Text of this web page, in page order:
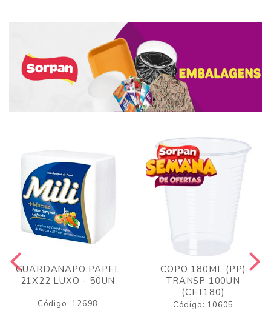
GUARDANAPO PAPEL
21X22 LUXO - 50UN
Código: 12698
COPO 180ML (PP)
TRANSP 100UN
(CFT180)
Código: 10605